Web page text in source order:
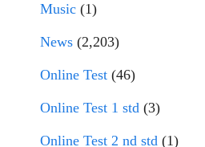
Music (1)
News (2,203)
Online Test (46)
Online Test 1 std (3)
Online Test 2 nd std (1)